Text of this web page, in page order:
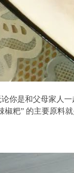
论你是和父母家人
椒粑” 的主要原料